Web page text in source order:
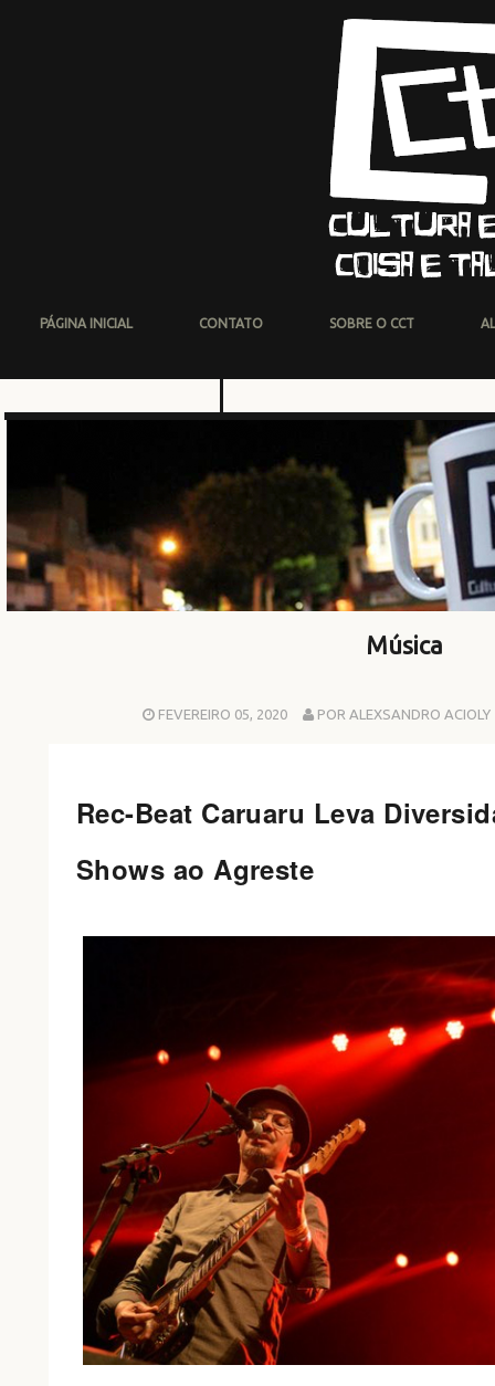
PÁGINA INICIAL CONTATO SOBRE O CCT
Música
FEVEREIRO 05, 2020 POR ALEXSANDRO ACIOLY
Rec-Beat Caruaru Leva
Shows ao Agreste